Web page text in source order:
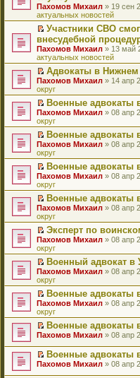
н
и
ю
о
б
щ
е
н
и
ю
у
с
о
о
б
щ
е
н
и
ю
а
н
н
о
м
у
с
о
о
б
щ
е
н
и
ю
р
о
ч
и
т
а
н
н
о
м
у
с
о
о
б
щ
е
н
и
ю
м
у
н
е
п
р
о
ч
и
т
а
н
н
о
м
у
с
о
о
б
щ
е
н
и
ю
и
к
п
е
р
в
о
м
у
н
е
п
р
о
ч
и
т
а
н
н
о
м
у
с
о
о
б
щ
е
н
и
ю
е
р
е
й
т
и
к
п
е
р
в
о
м
у
н
е
п
р
о
ч
и
т
а
н
н
о
м
у
с
о
о
б
щ
е
н
и
ю
Пахомов Михаил » 19 сен
актуальных новостей
П
е
р
е
й
т
и
к
п
е
р
в
о
м
у
н
е
п
р
о
ч
и
т
а
н
н
о
м
у
с
о
о
б
щ
е
н
ю
Участники СВО
внесудебной
Пахомов Михаил » 13 май
актуальных новостей
П
е
р
е
й
т
и
к
п
е
р
в
о
м
у
н
е
п
р
о
ч
и
т
а
н
н
о
м
у
с
о
б
щ
е
н
Адвокаты в Нижнем
Пахомов Михаил » 14 апр
округ
П
е
р
е
й
т
и
к
п
е
р
в
о
м
у
н
е
п
р
о
ч
и
т
а
н
н
о
м
у
с
о
Военные адвокаты
Пахомов Михаил » 08 апр
округ
П
е
р
е
й
т
и
к
п
е
р
в
о
м
у
н
е
п
р
о
ч
и
т
а
н
н
о
Военные адвокаты
Пахомов Михаил » 08 апр
округ
П
е
р
е
й
т
и
к
п
е
р
в
о
м
у
н
е
п
р
о
и
т
а
Военные адвокаты
Пахомов Михаил » 08 апр
округ
П
е
р
е
й
т
и
к
п
е
р
в
о
м
у
н
п
р
о
ч
Военные адвокаты
Пахомов Михаил » 08 апр
округ
П
е
р
е
й
т
и
к
п
е
р
в
о
м
у
н
Эксперт по
Пахомов Михаил » 08 апр
округ
П
е
р
е
й
т
и
к
п
е
р
в
Военный адвокат в
Пахомов Михаил » 08 апр
округ
П
е
р
е
й
и
к
п
Военные адвокаты
Пахомов Михаил » 08 апр
округ
П
р
е
й
т
Военные адвокаты
Пахомов Михаил » 08 апр
П
Военные адвокаты
Пахомов Михаил » 08 апр